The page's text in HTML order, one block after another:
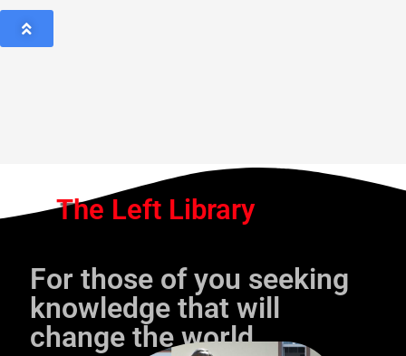
The Left Library
For those of you seeking
knowledge that will
change the world